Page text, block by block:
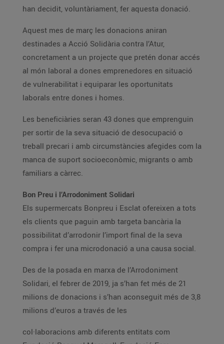
han decidit, voluntàriament, fer aquesta donació.
Aquest mes de març les donacions aniran
destinades a Acció Solidària contra l’Atur,
concretament a un projecte que pretén donar accés
al món laboral a dones emprenedores en situació
de vulnerabilitat i equiparar les oportunitats
laborals entre dones i homes.
Les beneficiàries seran 43 dones que emprenguin
per sortir de la seva situació de desocupació o
treball precari i amb circumstàncies afegides com la
manca de suport socioeconòmic, migrants o amb
familiars a càrrec.
Bon Preu i l’Arrodoniment Solidari
Els supermercats Bonpreu i Esclat ofereixen a tots
els clients que paguin amb targeta bancària la
possibilitat d’arrodonir l’import final de la seva
compra i fer una microdonació a una causa social.
Des de la posada en marxa de l’Arrodoniment
Solidari, el febrer de 2019, ja s’han fet més de 21
milions de donacions i s’han aconseguit més de 3,8
milions d’euros a través de les
col·laboracions amb diferents entitats com